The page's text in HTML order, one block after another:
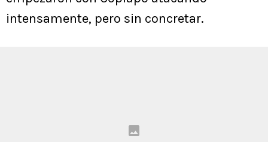
intensamente, pero sin concretar.